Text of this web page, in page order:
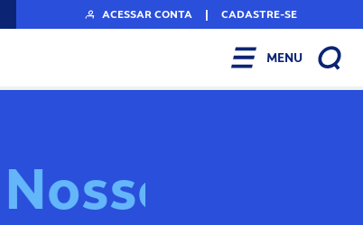
ACESSAR CONTA | CADASTRE-SE
MENU
Nosso